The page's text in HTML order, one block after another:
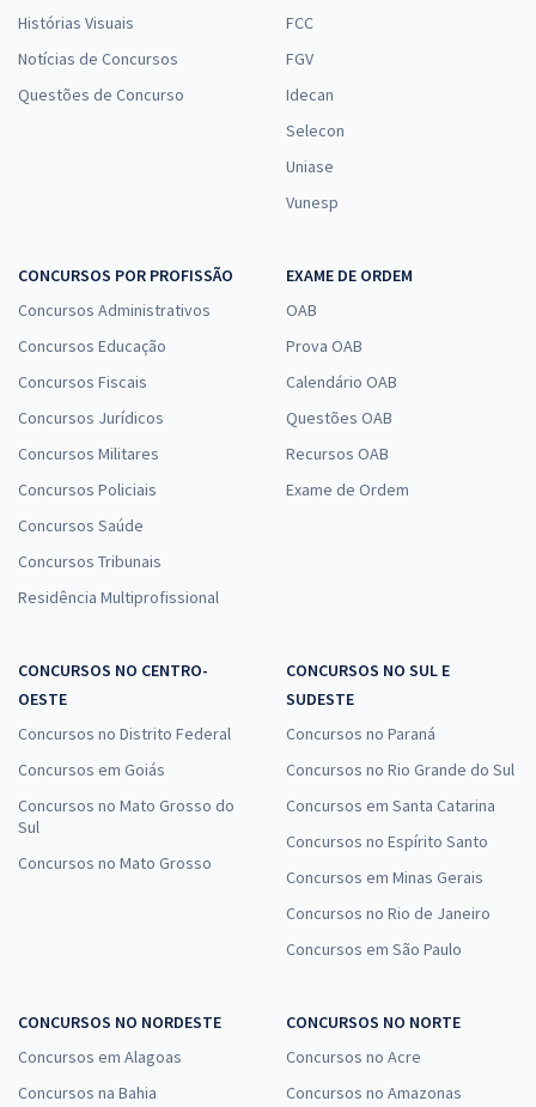
Histórias Visuais
Notícias de Concursos
Questões de Concurso
FCC
FGV
Idecan
Selecon
Uniase
Vunesp
CONCURSOS POR PROFISSÃO
Concursos Administrativos
Concursos Educação
Concursos Fiscais
Concursos Jurídicos
Concursos Militares
Concursos Policiais
Concursos Saúde
Concursos Tribunais
Residência Multiprofissional
EXAME DE ORDEM
OAB
Prova OAB
Calendário OAB
Questões OAB
Recursos OAB
Exame de Ordem
CONCURSOS NO CENTRO-
OESTE
Concursos no Distrito Federal
Concursos em Goiás
Concursos no Mato Grosso do
Sul
Concursos no Mato Grosso
CONCURSOS NO SUL E
SUDESTE
Concursos no Paraná
Concursos no Rio Grande do Sul
Concursos em Santa Catarina
Concursos no Espírito Santo
Concursos em Minas Gerais
Concursos no Rio de Janeiro
Concursos em São Paulo
CONCURSOS NO NORDESTE
Concursos em Alagoas
Concursos na Bahia
CONCURSOS NO NORTE
Concursos no Acre
Concursos no Amazonas